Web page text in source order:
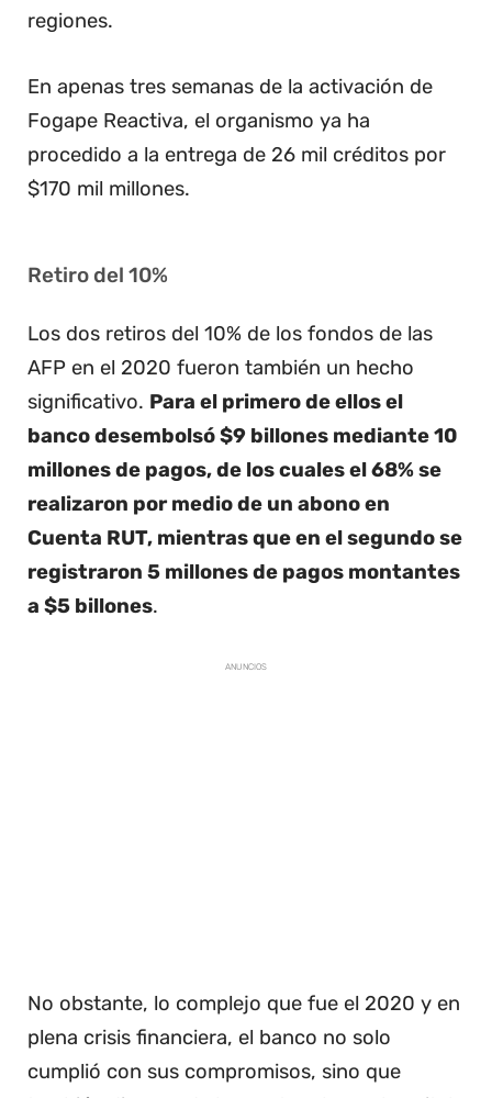
regiones.
En apenas tres semanas de la activación de
Fogape Reactiva, el organismo ya ha
procedido a la entrega de 26 mil créditos por
$170 mil millones.
Retiro del 10%
Los dos retiros del 10% de los fondos de las
AFP en el 2020 fueron también un hecho
significativo. Para el primero de ellos el
banco desembolsó $9 billones mediante 10
millones de pagos, de los cuales el 68% se
realizaron por medio de un abono en
Cuenta RUT, mientras que en el segundo se
registraron 5 millones de pagos montantes
a $5 billones.
ANUNCIOS
No obstante, lo complejo que fue el 2020 y en
plena crisis financiera, el banco no solo
cumplió con sus compromisos, sino que